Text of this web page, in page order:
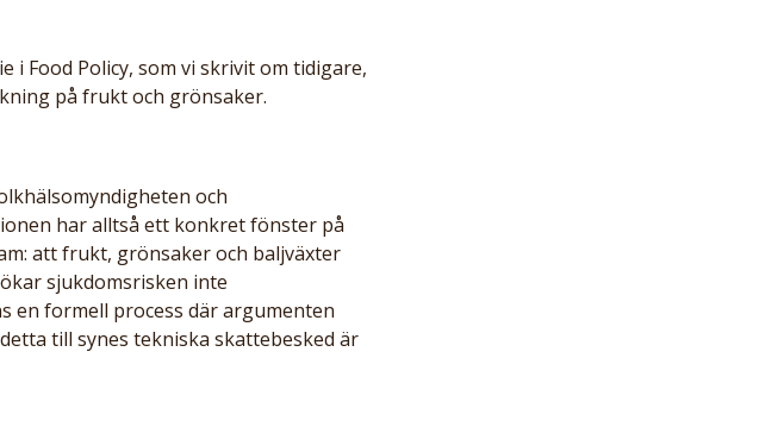
i Food Policy, som vi skrivit om tidigare,
på frukt och grönsaker.
och
har alltså ett konkret fönster på
att frukt, grönsaker och baljväxter
sjukdomsrisken inte
en formell process där argumenten
till synes tekniska skattebesked är